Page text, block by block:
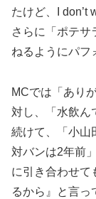
たけど、I don’t
さらに「ポテサ
ねるようにパフ
MCでは「あり
対し、「水飲ん
続けて、「小山
対バンは2年前
に引き合わせて
るから』と言っ